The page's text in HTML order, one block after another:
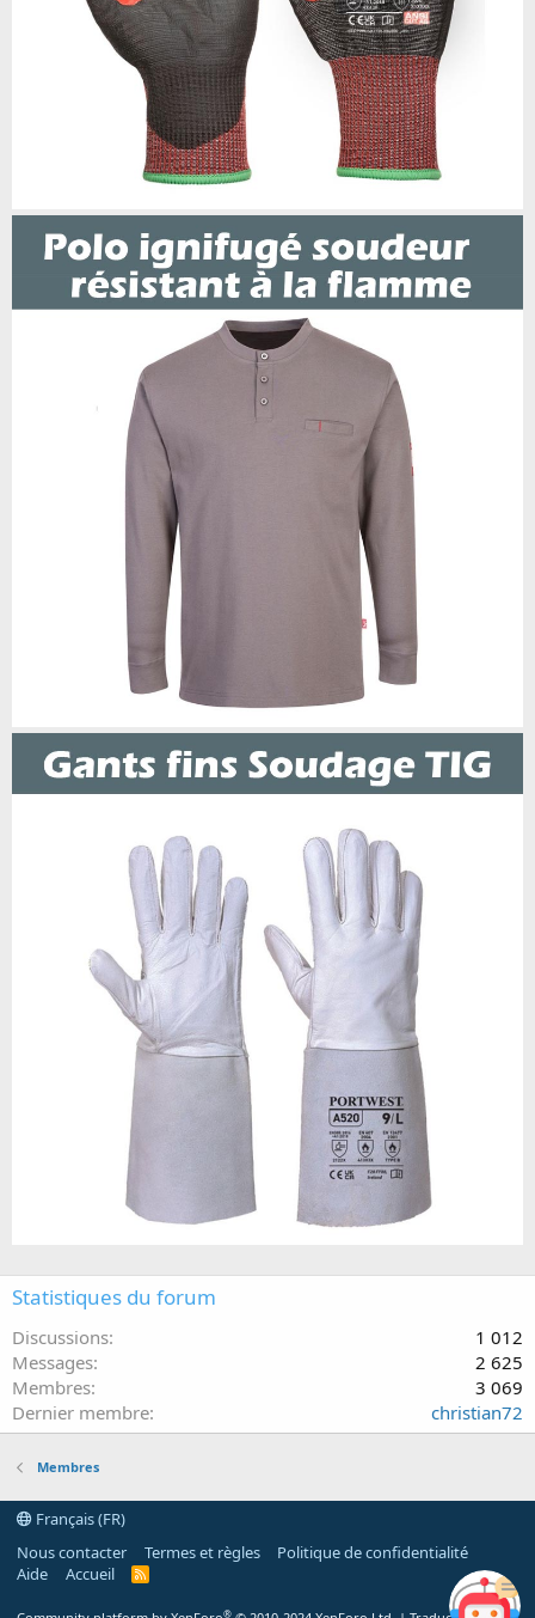
Statistiques du forum
Discussions
1 012
Messages
2 625
Membres
3 069
Dernier membre
christian72
Membres
Français (FR)
Nous contacter
Termes et règles
Politique de confidentialité
Aide
Accueil
R
®